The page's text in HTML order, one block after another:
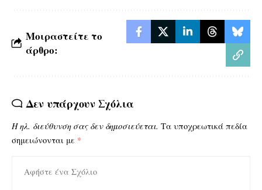
Μοιραστείτε το
άρθρο:
Δεν υπάρχουν Σχόλια
Η ηλ. διεύθυνση σας δεν δημοσιεύεται. Τα υποχρεωτικά πεδία
σημειώνονται με *